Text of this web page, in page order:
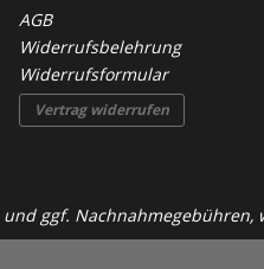
AGB
Widerrufsbelehrung
Widerrufsformular
Vertrag widerrufen
und ggf.